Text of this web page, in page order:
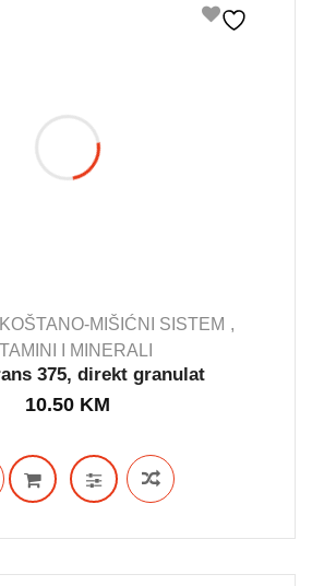
IN STOCK
KOŠTANO-MIŠIĆNI SISTEM
I MINERALI
375, direkt granulat
10.50 KM